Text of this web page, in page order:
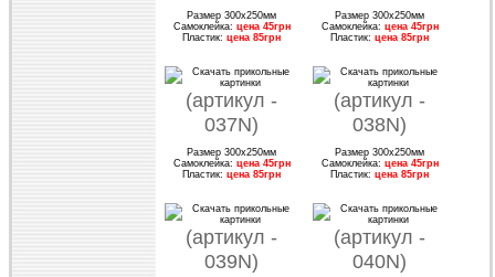
Размер 300х250мм
Самоклейка: цена 45грн
Пластик:цена 85грн
Размер 300х250мм
Самоклейка: цена 45грн
Пластик:цена 85грн
(артикул -
037N)
Размер 300х250мм
Самоклейка: цена 45грн
Пластик:цена 85грн
(артикул -
038N)
Размер 300х250мм
Самоклейка: цена 45грн
Пластик:цена 85грн
(артикул -
039N)
(артикул -
040N)